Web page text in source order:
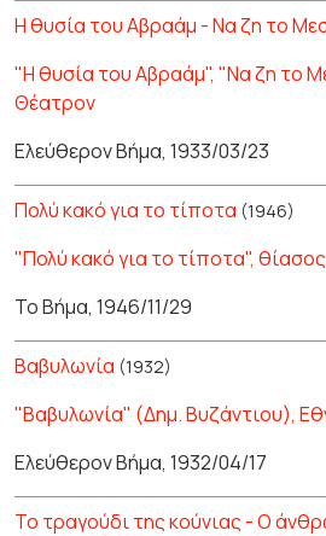
Η θυσία του Αβραάμ - Να ζη το
"Η θυσία του Αβραάμ", "Να ζη το
Θέατρον
Ελεύθερον Βήμα, 1933/03/23
Πολύ κακό για το τίποτα (1946)
"Πολύ κακό για το τίποτα",
Το Βήμα, 1946/11/29
Βαβυλωνία (1932)
"Βαβυλωνία" (Δημ. Βυζάντιου),
Ελεύθερον Βήμα, 1932/04/17
Το τραγούδι της κούνιας - Ο